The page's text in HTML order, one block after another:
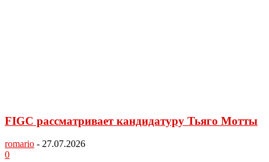
FIGC рассматривает кандидатуру Тьяго Мотты
romario - 27.07.2026
0